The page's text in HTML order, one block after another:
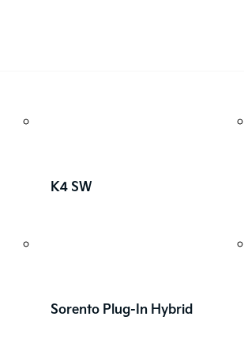
K4 SW
Sorento Plug-In Hybrid